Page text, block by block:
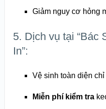
Giảm nguy cơ hỏng
5. Dịch vụ tại “Bác
In”:
Vệ sinh toàn diện
Miễn phí kiểm tra